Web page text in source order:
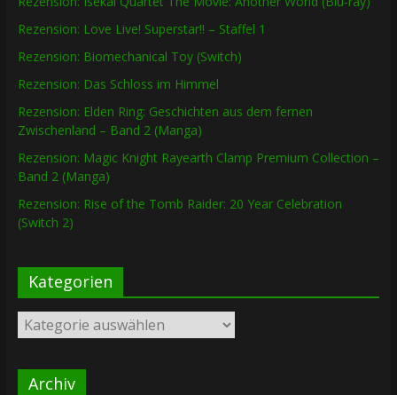
Rezension: Love Live! Superstar!! – Staffel 1
Rezension: Biomechanical Toy (Switch)
Rezension: Das Schloss im Himmel
Rezension: Elden Ring: Geschichten aus dem fernen
Zwischenland – Band 2 (Manga)
Rezension: Magic Knight Rayearth Clamp Premium Collection –
Band 2 (Manga)
Rezension: Rise of the Tomb Raider: 20 Year Celebration
(Switch 2)
Kategorien
Kategorien
Archiv